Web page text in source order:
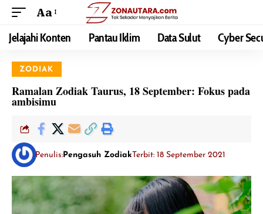
Aa
Jelajahi Konten Pantau Iklim Data Sulut Cyber
ZODIAK
Ramalan Zodiak Taurus, 18 September: Fokus pada
ambisimu
Penulis: Pengasuh ZodiakTerbit: 18 September 2021